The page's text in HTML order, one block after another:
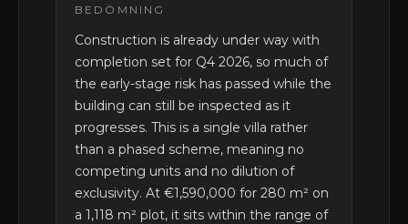
BEDÖMNING
Construction is already under way with
completion set for Q4 2026, so much of
the early-stage risk has passed while the
building can still be inspected as it
progresses. This is a single villa rather
than a phased scheme, meaning no
competing units and no dilution of
exclusivity. At €1,590,000 for 280 m² on
a 1,118 m² plot, it sits within the range of